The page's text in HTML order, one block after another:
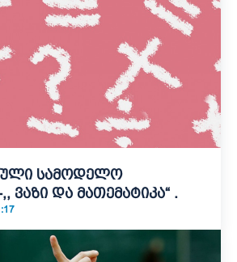
სამოდელო
ვაზი და მათემატიკა“ .